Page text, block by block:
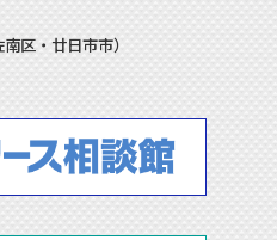
南区・ 廿日市市）